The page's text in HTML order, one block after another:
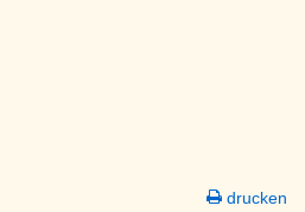
drucken